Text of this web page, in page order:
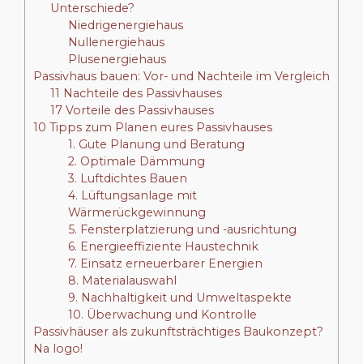
Unterschiede?
Niedrigenergiehaus
Nullenergiehaus
Plusenergiehaus
Passivhaus bauen: Vor- und Nachteile im Vergleich
11 Nachteile des Passivhauses
17 Vorteile des Passivhauses
10 Tipps zum Planen eures Passivhauses
1. Gute Planung und Beratung
2. Optimale Dämmung
3. Luftdichtes Bauen
4. Lüftungsanlage mit
Wärmerückgewinnung
5. Fensterplatzierung und -ausrichtung
6. Energieeffiziente Haustechnik
7. Einsatz erneuerbarer Energien
8. Materialauswahl
9. Nachhaltigkeit und Umweltaspekte
10. Überwachung und Kontrolle
‌Passivhäuser als zukunftsträchtiges Baukonzept?
Na logo!